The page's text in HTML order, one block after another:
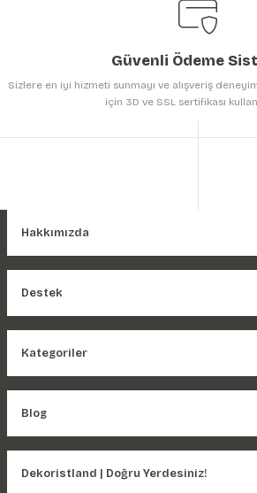
Güvenli Ödeme
Sizlere en iyi hizmeti sunmayı ve alışveriş
için 3D ve SSL sertifikası
Hakkımızda
Destek
Kategoriler
Blog
Dekoristland | Doğru Yerdesiniz!